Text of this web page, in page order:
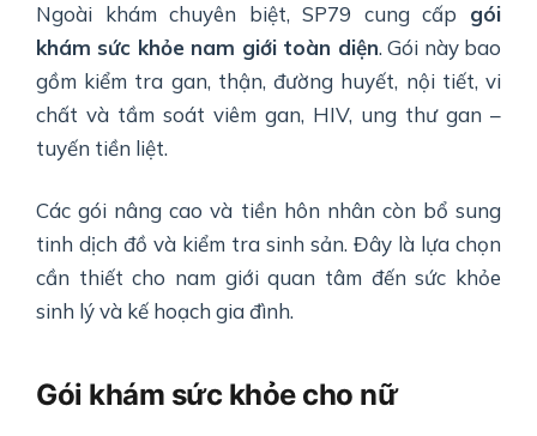
Ngoài khám chuyên biệt, SP79 cung cấp gói
khám sức khỏe nam giới toàn diện. Gói này bao
gồm kiểm tra gan, thận, đường huyết, nội tiết, vi
chất và tầm soát viêm gan, HIV, ung thư gan –
tuyến tiền liệt.
Các gói nâng cao và tiền hôn nhân còn bổ sung
tinh dịch đồ và kiểm tra sinh sản. Đây là lựa chọn
cần thiết cho nam giới quan tâm đến sức khỏe
sinh lý và kế hoạch gia đình.
Gói khám sức khỏe cho nữ